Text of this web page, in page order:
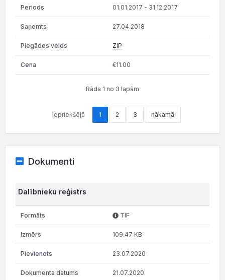
01.01.2017 - 31.12.2017
27.04.2018
ZIP
€11.00
Rāda 1 no 3 lapām
iepriekšējā 1 2 3 nākamā
Dokumenti
Dalībnieku reģistrs
TIF
109.47 KB
23.07.2020
21.07.2020